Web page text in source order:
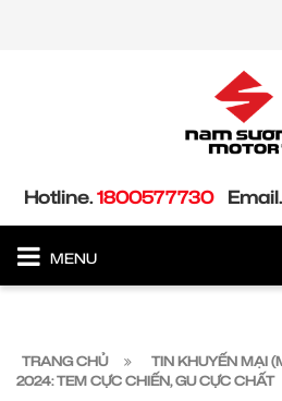
Hotline.1800577730 Email.
MENU
TRANG CHỦ TIN KHUYẾN MẠI
2024: TEM CỰC CHIẾN, GU CỰC CHẤT